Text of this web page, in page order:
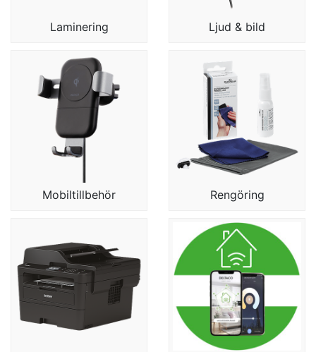
Laminering Ljud & bild
Mobiltillbehör Rengöring